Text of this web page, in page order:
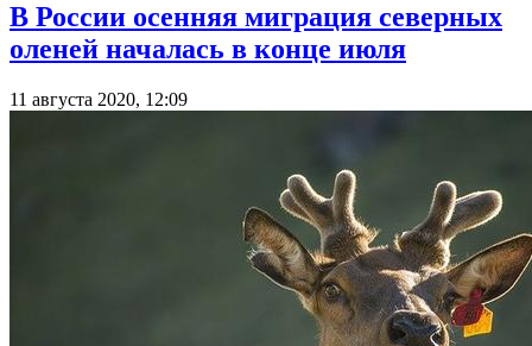
В России осенняя миграция северных
оленей началась в конце июля
11 августа 2020, 12:09